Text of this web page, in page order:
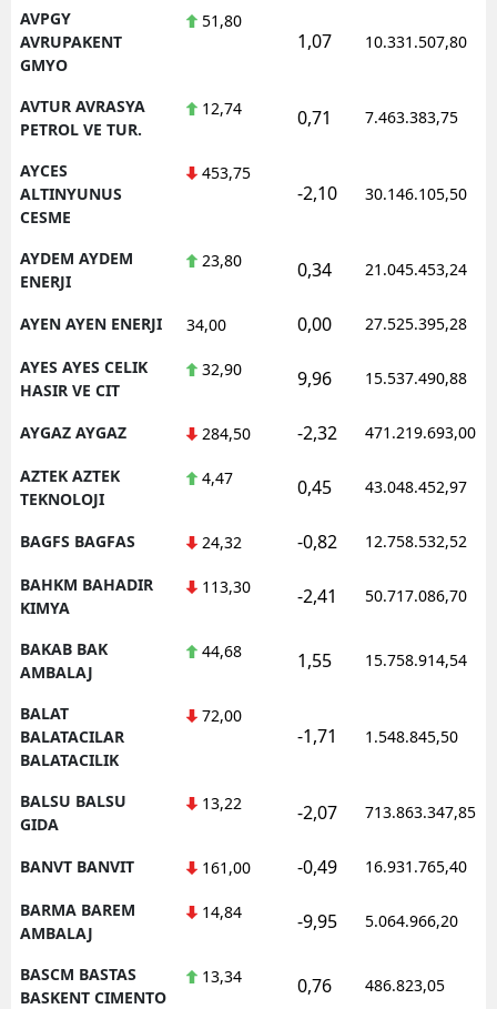
AVPGY
AVRUPAKENT
GMYO
51,80
1,07 10.331.507,80
AVTUR AVRASYA
PETROL VE TUR.
12,74 0,71 7.463.383,75
AYCES
ALTINYUNUS
CESME
453,75
-2,10 30.146.105,50
AYDEM AYDEM
ENERJI
23,80 0,34 21.045.453,24
AYEN AYEN ENERJI 34,00 0,00 27.525.395,28
AYES AYES CELIK
HASIR VE CIT
32,90 9,96 15.537.490,88
AYGAZ AYGAZ 284,50 -2,32 471.219.693,00
AZTEK AZTEK
TEKNOLOJI
4,47 0,45 43.048.452,97
BAGFS BAGFAS 24,32 -0,82 12.758.532,52
BAHKM BAHADIR
KIMYA
113,30 -2,41 50.717.086,70
BAKAB BAK
AMBALAJ
44,68 1,55 15.758.914,54
BALAT
BALATACILAR
BALATACILIK
72,00
-1,71 1.548.845,50
BALSU BALSU
GIDA
13,22 -2,07 713.863.347,85
BANVT BANVIT 161,00 -0,49 16.931.765,40
BARMA BAREM
AMBALAJ
14,84 -9,95 5.064.966,20
BASCM BASTAS
BASKENT CIMENTO
13,34 0,76 486.823,05